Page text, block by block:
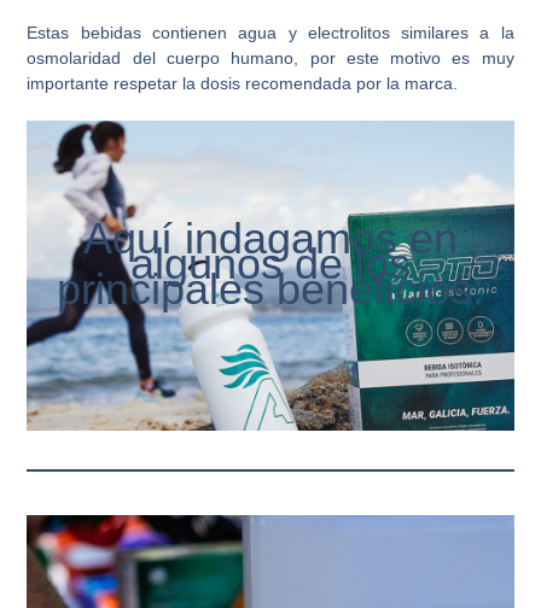
Estas bebidas contienen agua y electrolitos similares a la
osmolaridad del cuerpo humano, por este motivo es muy
importante respetar la dosis recomendada por la marca.
Aquí indagamos en
algunos de los
principales beneficios: